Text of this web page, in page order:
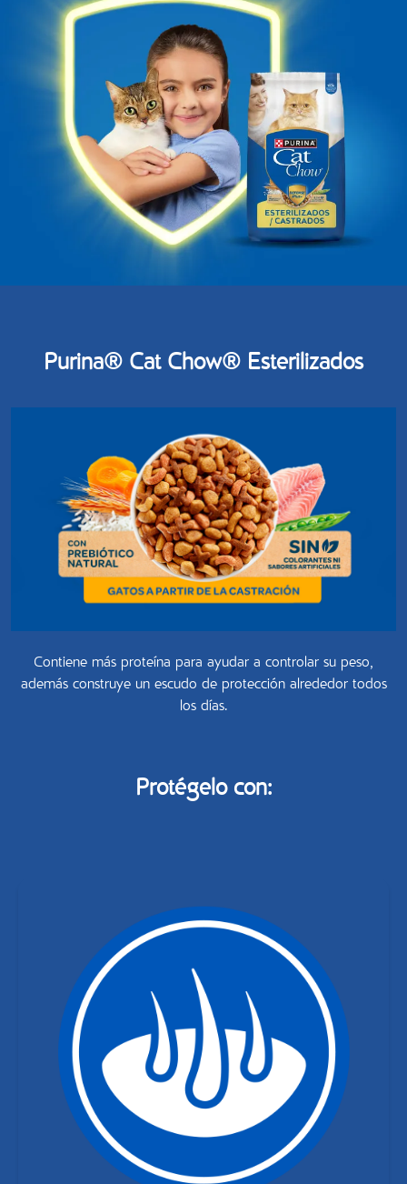
Purina® Cat Chow® Esterilizados
Contiene más proteína para ayudar a controlar su peso,
además construye un escudo de protección alrededor todos
los días.
Protégelo con: